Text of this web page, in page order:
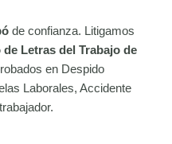
de confianza. Litigamos
de Letras del Trabajo de
en Despido
Laborales, Accidente